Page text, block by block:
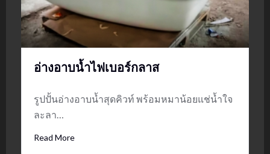
อ่างอาบน้ำไฟเบอร์กลาส
รูปปั้นอ่างอาบน้ำสุดคิวท์ พร้อมหมาน้อยแช่น้ำใจ
ละลา…
Read More